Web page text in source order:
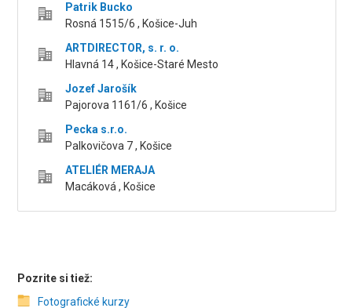
Patrik Bucko
Rosná 1515/6 , Košice-Juh
ARTDIRECTOR, s. r. o.
Hlavná 14 , Košice-Staré Mesto
Jozef Jarošík
Pajorova 1161/6 , Košice
Pecka s.r.o.
Palkovičova 7 , Košice
ATELIÉR MERAJA
Macáková , Košice
Pozrite si tiež:
Fotografické kurzy